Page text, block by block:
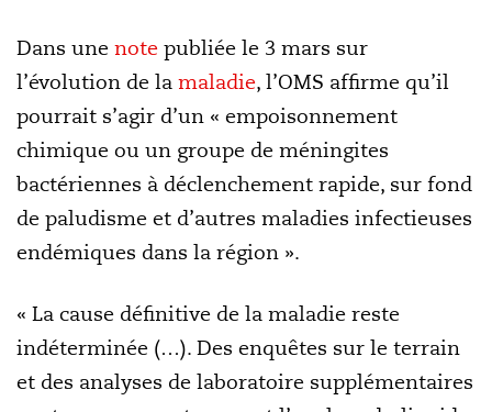
Dans une note publiée le 3 mars sur
l’évolution de la maladie, l’OMS affirme qu’il
pourrait s’agir d’un « empoisonnement
chimique ou un groupe de méningites
bactériennes à déclenchement rapide, sur fond
de paludisme et d’autres maladies infectieuses
endémiques dans la région ».
« La cause définitive de la maladie reste
indéterminée (…). Des enquêtes sur le terrain
et des analyses de laboratoire supplémentaires